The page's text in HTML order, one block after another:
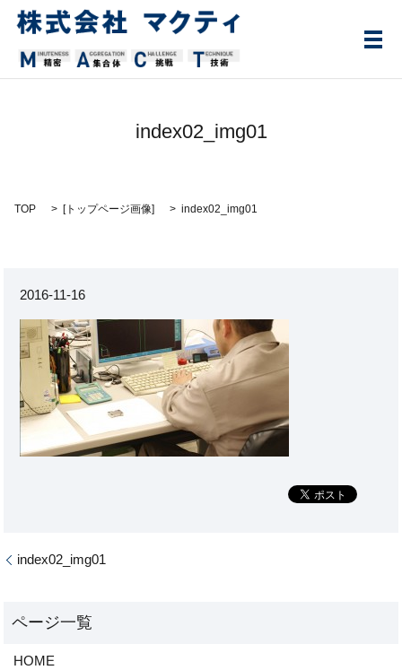
メ
index02_img01
TOP [トップページ画像] index02_img01
2016-11-16
index02_img01
HOME